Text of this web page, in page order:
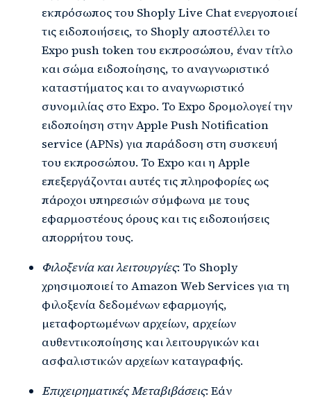
εκπρόσωπος του Shoply Live Chat ενεργοποιεί
τις ειδοποιήσεις, το Shoply αποστέλλει το
Expo push token του εκπροσώπου, έναν τίτλο
και σώμα ειδοποίησης, το αναγνωριστικό
καταστήματος και το αναγνωριστικό
συνομιλίας στο Expo. Το Expo δρομολογεί την
ειδοποίηση στην Apple Push Notification
service (APNs) για παράδοση στη συσκευή
του εκπροσώπου. Το Expo και η Apple
επεξεργάζονται αυτές τις πληροφορίες ως
πάροχοι υπηρεσιών σύμφωνα με τους
εφαρμοστέους όρους και τις ειδοποιήσεις
απορρήτου τους.
Φιλοξενία και λειτουργίες: Το Shoply
χρησιμοποιεί το Amazon Web Services για τη
φιλοξενία δεδομένων εφαρμογής,
μεταφορτωμένων αρχείων, αρχείων
αυθεντικοποίησης και λειτουργικών και
ασφαλιστικών αρχείων καταγραφής.
Επιχειρηματικές Μεταβιβάσεις: Εάν